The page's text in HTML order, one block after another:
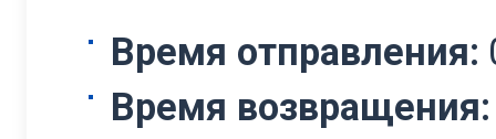
Время отправления:
Время возвращения: